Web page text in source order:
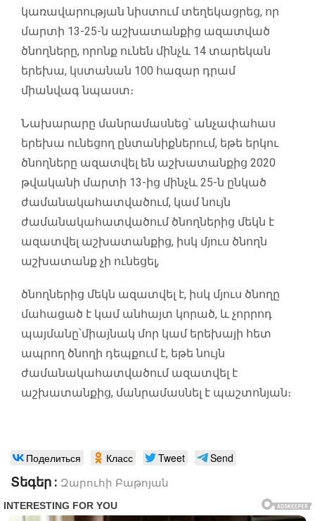
կառավարության նիստում տեղեկացրեց, որ
մարտի 13-25-ն աշխատանքից ազատված
ծնողները, որոնք ունեն մինչև 14 տարեկան
երեխա, կստանան 100 հազար դրամ
միանվագ նպաստ։
Նախարարը մանրամասնեց՝ անչափահաս
երեխա ունեցող ընտանիքներում, եթե երկու
ծնողները ազատվել են աշխատանքից 2020
թվականի մարտի 13-ից մինչև 25-ն ընկած
ժամանակահատվածում, կամ նույն
ժամանակահատվածում ծնողներից մեկն է
ազատվել աշխատանքից, իսկ մյուս ծնողն
աշխատանք չի ունեցել,
ծնողներից մեկն ազատվել է, իսկ մյուս ծնողը
մահացած է կամ անհայտ կորած, և չորրոդ
պայմանը՝միայնակ մոր կամ երեխայի հետ
ապրող ծնողի դեպքում է, եթե նույն
ժամանակահատվածում ազատվել է
աշխատանքից, մանրամասնել է պաշտոնյան։
Поделиться Класс Tweet Send
Տեգեր : Զարուհի Բաթոյան